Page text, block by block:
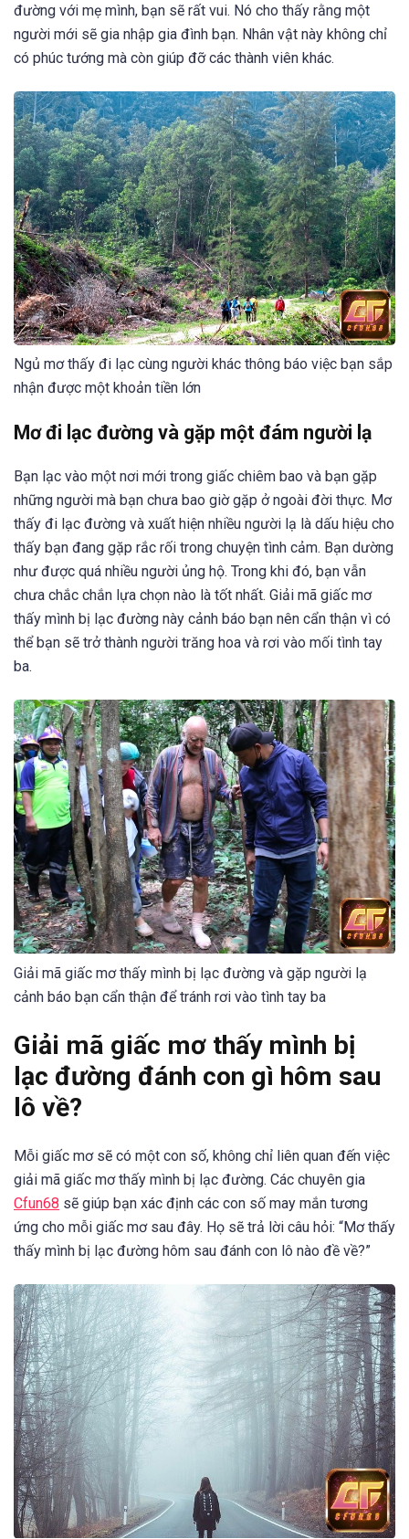
đường với mẹ mình, bạn sẽ rất vui. Nó cho thấy rằng một
người mới sẽ gia nhập gia đình bạn. Nhân vật này không chỉ
có phúc tướng mà còn giúp đỡ các thành viên khác.
Ngủ mơ thấy đi lạc cùng người khác thông báo việc bạn sắp
nhận được một khoản tiền lớn
Mơ đi lạc đường và gặp một đám người lạ
Bạn lạc vào một nơi mới trong giấc chiêm bao và bạn gặp
những người mà bạn chưa bao giờ gặp ở ngoài đời thực. Mơ
thấy đi lạc đường và xuất hiện nhiều người lạ là dấu hiệu cho
thấy bạn đang gặp rắc rối trong chuyện tình cảm. Bạn dường
như được quá nhiều người ủng hộ. Trong khi đó, bạn vẫn
chưa chắc chắn lựa chọn nào là tốt nhất. Giải mã giấc mơ
thấy mình bị lạc đường này cảnh báo bạn nên cẩn thận vì có
thể bạn sẽ trở thành người trăng hoa và rơi vào mối tình tay
ba.
Giải mã giấc mơ thấy mình bị lạc đường và gặp người lạ
cảnh báo bạn cẩn thận để tránh rơi vào tình tay ba
Giải mã giấc mơ thấy mình bị
lạc đường đánh con gì hôm sau
lô về?
Mỗi giấc mơ sẽ có một con số, không chỉ liên quan đến việc
giải mã giấc mơ thấy mình bị lạc đường. Các chuyên gia
Cfun68 sẽ giúp bạn xác định các con số may mắn tương
ứng cho mỗi giấc mơ sau đây. Họ sẽ trả lời câu hỏi: “Mơ thấy
thấy mình bị lạc đường hôm sau đánh con lô nào đề về?”